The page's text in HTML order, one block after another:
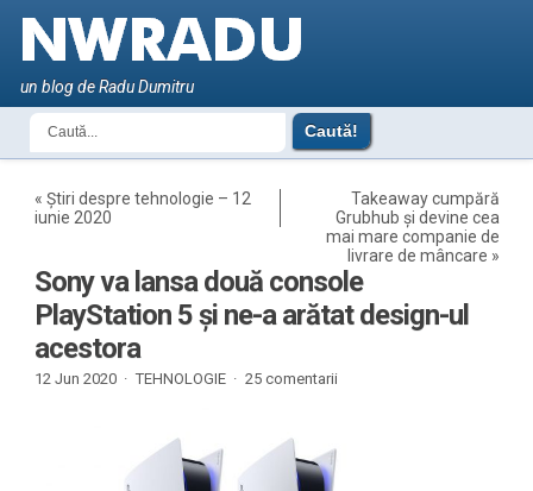
un blog de Radu Dumitru
«Știri despre tehnologie – 12
iunie 2020
Takeaway cumpără
Grubhub și devine cea
mai mare companie de
livrare de mâncare »
Sony va lansa două console
PlayStation 5 și ne-a arătat design-ul
acestora
12 Jun 2020 · TEHNOLOGIE · 25 comentarii